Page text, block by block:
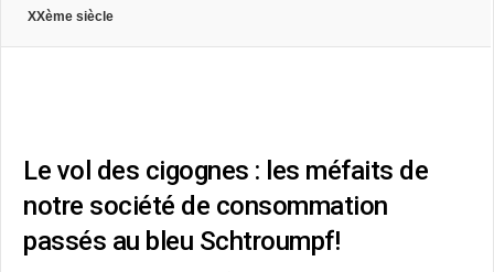
XXème siècle
Le vol des cigognes : les méfaits de
notre société de consommation
passés au bleu Schtroumpf!